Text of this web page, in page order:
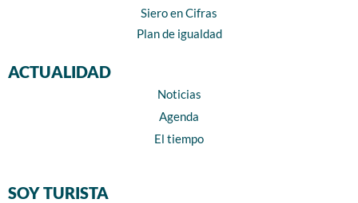
Siero en Cifras
Plan de igualdad
ACTUALIDAD
Noticias
Agenda
El tiempo
SOY TURISTA